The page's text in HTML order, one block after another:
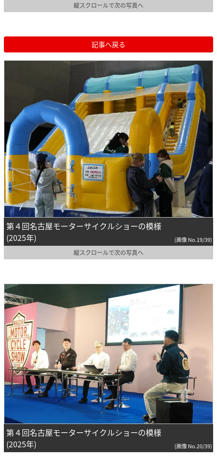
縦スクロールで次の写真へ
記事へ戻る
第４回名古屋モーターサイクルショーの模様
(2025年)
(画像 No.19/39)
縦スクロールで次の写真へ
第４回名古屋モーターサイクルショーの模様
(2025年)
(画像 No.20/39)